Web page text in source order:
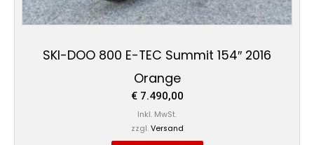
SKI-DOO 800 E-TEC Summit 154″ 2016
Orange
€7.490,00
Inkl. MwSt.
zzgl. Versand